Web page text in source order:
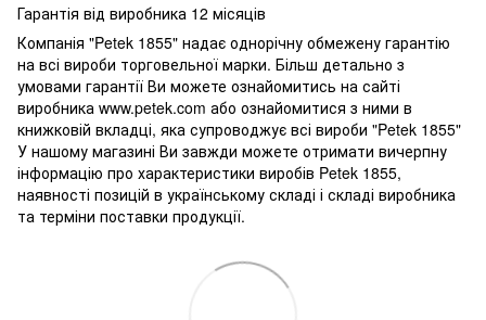
Гарантія від виробника 12 місяців
Компанія "Petek 1855" надає однорічну обмежену гарантію
на всі вироби торговельної марки. Більш детально з
умовами гарантії Ви можете ознайомитись на сайті
виробника www.petek.com або ознайомитися з ними в
книжковій вкладці, яка супроводжує всі вироби "Petek 1855"
У нашому магазині Ви завжди можете отримати вичерпну
інформацію про характеристики виробів Petek 1855,
наявності позицій в українському складі і складі виробника
та терміни поставки продукції.